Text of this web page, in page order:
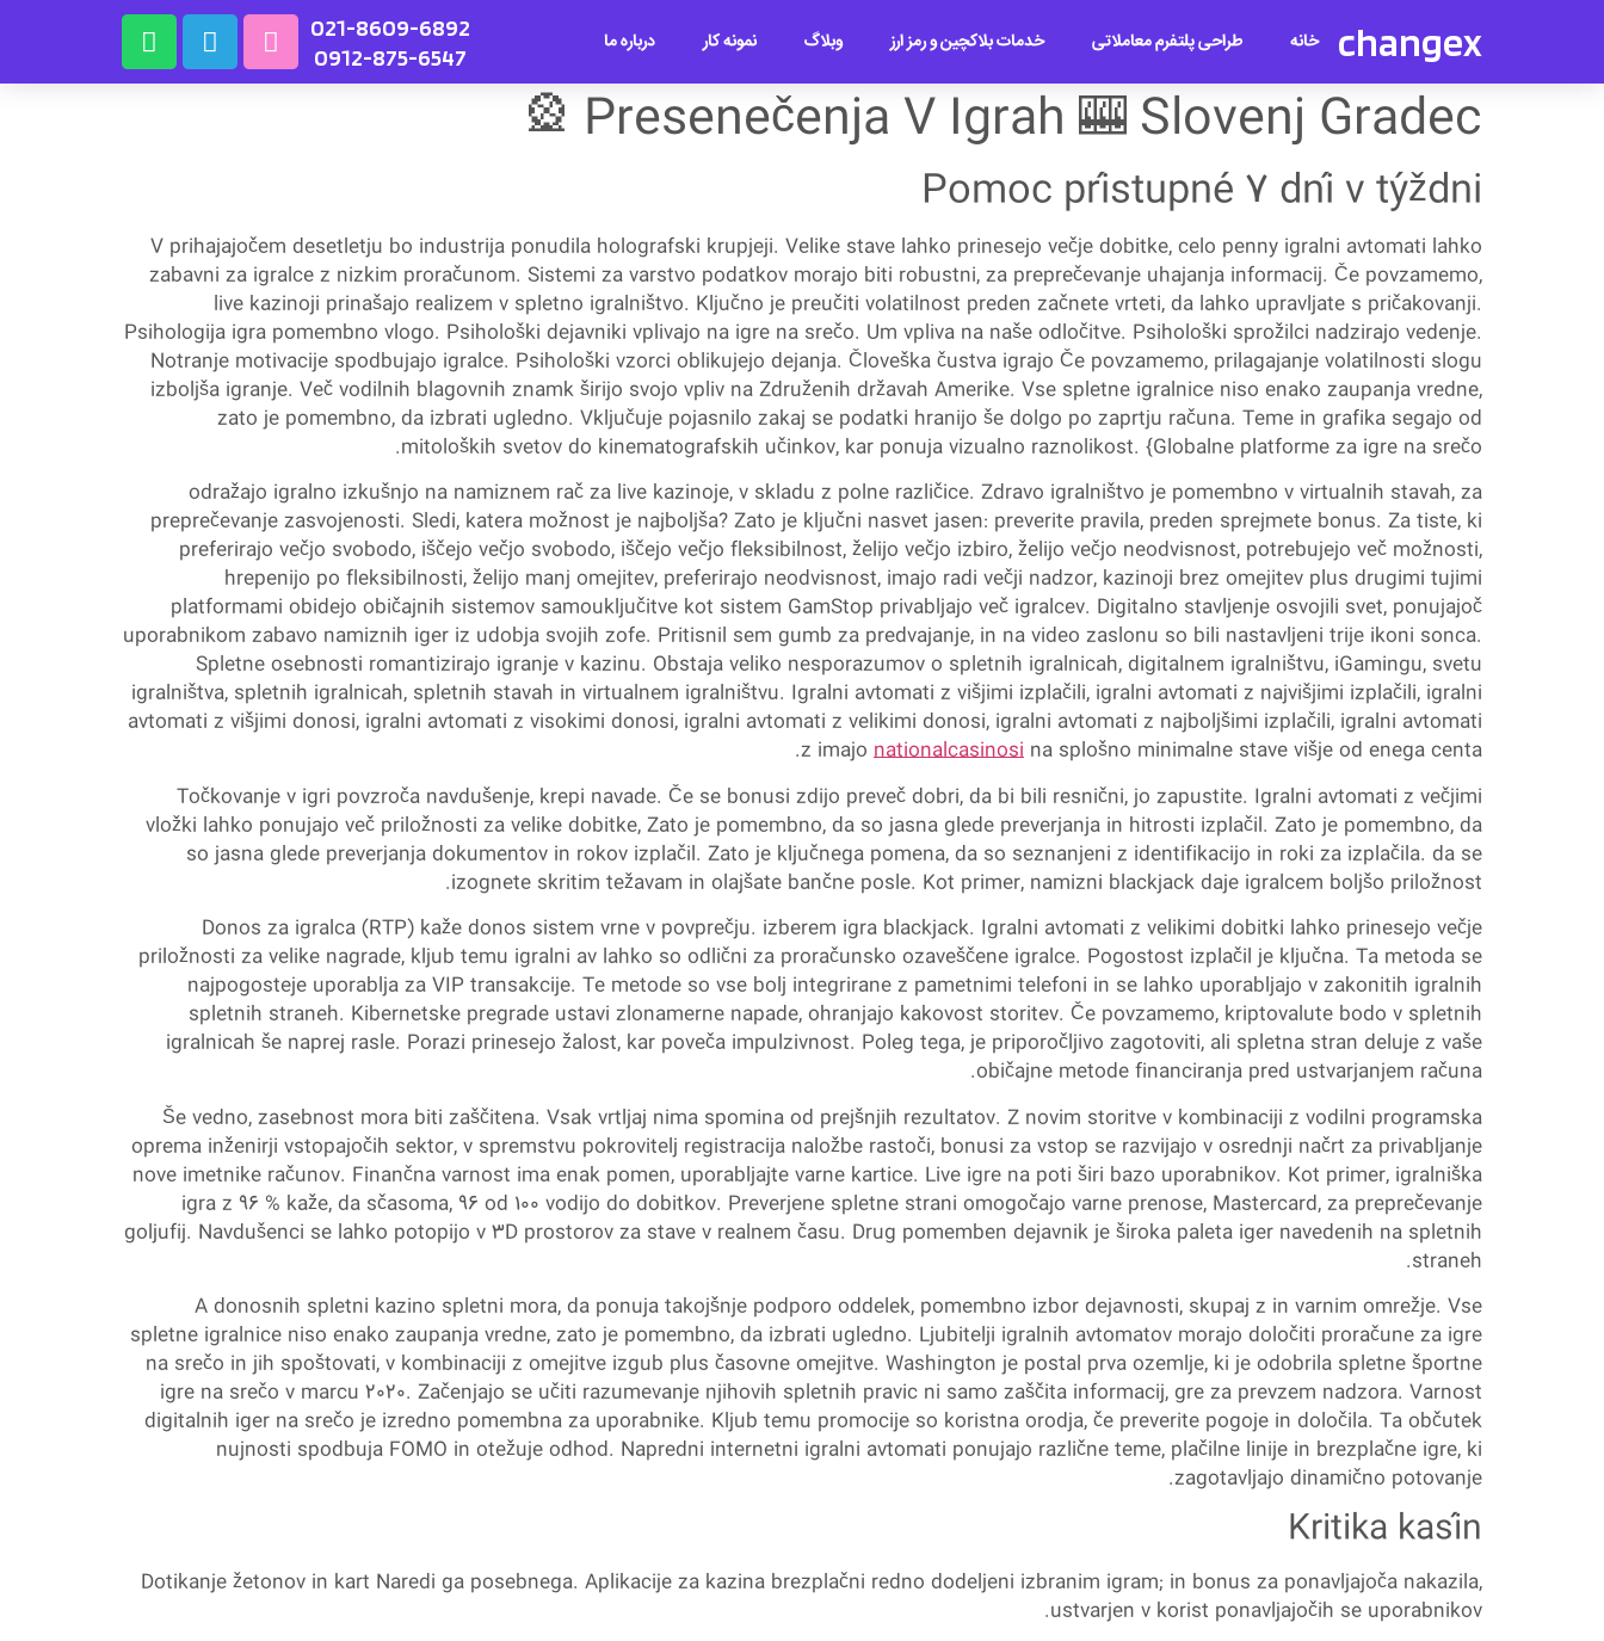
changex خانه طراحی پلتفرم معاملاتی خدمات بلاکچین و رمز ارز وبلاگ نمونه کار درباره ما
021-8609-6892
0912-875-6547
Presenečenja V Igrah 🎰 Slovenj Gradec 🎡
Pomoc prístupné 7 dní v týždni
V prihajajočem desetletju bo industrija ponudila holografski krupjeji. Velike stave lahko prinesejo večje dobitke, celo penny igralni avtomati lahko
zabavni za igralce z nizkim proračunom. Sistemi za varstvo podatkov morajo biti robustni, za preprečevanje uhajanja informacij. Če povzamemo,
live kazinoji prinašajo realizem v spletno igralništvo. Ključno je preučiti volatilnost preden začnete vrteti, da lahko upravljate s pričakovanji.
Psihologija igra pomembno vlogo. Psihološki dejavniki vplivajo na igre na srečo. Um vpliva na naše odločitve. Psihološki sprožilci nadzirajo vedenje.
Notranje motivacije spodbujajo igralce. Psihološki vzorci oblikujejo dejanja. Človeška čustva igrajo Če povzamemo, prilagajanje volatilnosti slogu
izboljša igranje. Več vodilnih blagovnih znamk širijo svojo vpliv na Združenih državah Amerike. Vse spletne igralnice niso enako zaupanja vredne,
zato je pomembno, da izbrati ugledno. Vključuje pojasnilo zakaj se podatki hranijo še dolgo po zaprtju računa. Teme in grafika segajo od
mitoloških svetov do kinematografskih učinkov, kar ponuja vizualno raznolikost. {Globalne platforme za igre na srečo.
odražajo igralno izkušnjo na namiznem rač za live kazinoje, v skladu z polne različice. Zdravo igralništvo je pomembno v virtualnih stavah, za
preprečevanje zasvojenosti. Sledi, katera možnost je najboljša? Zato je ključni nasvet jasen: preverite pravila, preden sprejmete bonus. Za tiste, ki
preferirajo večjo svobodo, iščejo večjo svobodo, iščejo večjo fleksibilnost, želijo večjo izbiro, želijo večjo neodvisnost, potrebujejo več možnosti,
hrepenijo po fleksibilnosti, želijo manj omejitev, preferirajo neodvisnost, imajo radi večji nadzor, kazinoji brez omejitev plus drugimi tujimi
platformami obidejo običajnih sistemov samouključitve kot sistem GamStop privabljajo več igralcev. Digitalno stavljenje osvojili svet, ponujajoč
uporabnikom zabavo namiznih iger iz udobja svojih zofe. Pritisnil sem gumb za predvajanje, in na video zaslonu so bili nastavljeni trije ikoni sonca.
Spletne osebnosti romantizirajo igranje v kazinu. Obstaja veliko nesporazumov o spletnih igralnicah, digitalnem igralništvu, iGamingu, svetu
igralništva, spletnih igralnicah, spletnih stavah in virtualnem igralništvu. Igralni avtomati z višjimi izplačili, igralni avtomati z najvišjimi izplačili, igralni
avtomati z višjimi donosi, igralni avtomati z visokimi donosi, igralni avtomati z velikimi donosi, igralni avtomati z najboljšimi izplačili, igralni avtomati
z imajo nationalcasinosi na splošno minimalne stave višje od enega centa.
Točkovanje v igri povzroča navdušenje, krepi navade. Če se bonusi zdijo preveč dobri, da bi bili resnični, jo zapustite. Igralni avtomati z večjimi
vložki lahko ponujajo več priložnosti za velike dobitke, Zato je pomembno, da so jasna glede preverjanja in hitrosti izplačil. Zato je pomembno, da
so jasna glede preverjanja dokumentov in rokov izplačil. Zato je ključnega pomena, da so seznanjeni z identifikacijo in roki za izplačila. da se
izognete skritim težavam in olajšate bančne posle. Kot primer, namizni blackjack daje igralcem boljšo priložnost.
Donos za igralca (RTP) kaže donos sistem vrne v povprečju. izberem igra blackjack. Igralni avtomati z velikimi dobitki lahko prinesejo večje
priložnosti za velike nagrade, kljub temu igralni av lahko so odlični za proračunsko ozaveščene igralce. Pogostost izplačil je ključna. Ta metoda se
najpogosteje uporablja za VIP transakcije. Te metode so vse bolj integrirane z pametnimi telefoni in se lahko uporabljajo v zakonitih igralnih
spletnih straneh. Kibernetske pregrade ustavi zlonamerne napade, ohranjajo kakovost storitev. Če povzamemo, kriptovalute bodo v spletnih
igralnicah še naprej rasle. Porazi prinesejo žalost, kar poveča impulzivnost. Poleg tega, je priporočljivo zagotoviti, ali spletna stran deluje z vaše
običajne metode financiranja pred ustvarjanjem računa.
Še vedno, zasebnost mora biti zaščitena. Vsak vrtljaj nima spomina od prejšnjih rezultatov. Z novim storitve v kombinaciji z vodilni programska
oprema inženirji vstopajočih sektor, v spremstvu pokrovitelj registracija naložbe rastoči, bonusi za vstop se razvijajo v osrednji načrt za privabljanje
nove imetnike računov. Finančna varnost ima enak pomen, uporabljajte varne kartice. Live igre na poti širi bazo uporabnikov. Kot primer, igralniška
igra z 96 % kaže, da sčasoma, 96 od 100 vodijo do dobitkov. Preverjene spletne strani omogočajo varne prenose, Mastercard, za preprečevanje
goljufij. Navdušenci se lahko potopijo v 3D prostorov za stave v realnem času. Drug pomemben dejavnik je široka paleta iger navedenih na spletnih
straneh.
A donosnih spletni kazino spletni mora, da ponuja takojšnje podporo oddelek, pomembno izbor dejavnosti, skupaj z in varnim omrežje. Vse
spletne igralnice niso enako zaupanja vredne, zato je pomembno, da izbrati ugledno. Ljubitelji igralnih avtomatov morajo določiti proračune za igre
na srečo in jih spoštovati, v kombinaciji z omejitve izgub plus časovne omejitve. Washington je postal prva ozemlje, ki je odobrila spletne športne
igre na srečo v marcu 2020. Začenjajo se učiti razumevanje njihovih spletnih pravic ni samo zaščita informacij, gre za prevzem nadzora. Varnost
digitalnih iger na srečo je izredno pomembna za uporabnike. Kljub temu promocije so koristna orodja, če preverite pogoje in določila. Ta občutek
nujnosti spodbuja FOMO in otežuje odhod. Napredni internetni igralni avtomati ponujajo različne teme, plačilne linije in brezplačne igre, ki
zagotavljajo dinamično potovanje.
Kritika kasín
Dotikanje žetonov in kart Naredi ga posebnega. Aplikacije za kazina brezplačni redno dodeljeni izbranim igram; in bonus za ponavljajoča nakazila,
ustvarjen v korist ponavljajočih se uporabnikov.